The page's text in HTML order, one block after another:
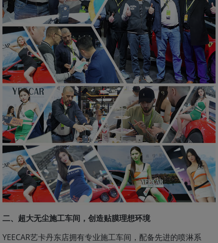
二、超大无尘施工车间，创造贴膜理想环境
YEECAR艺卡丹东店拥有专业施工车间，配备先进的喷淋系